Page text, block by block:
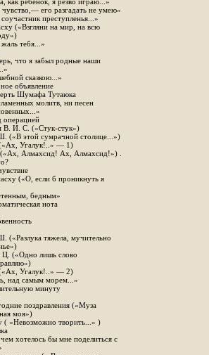
как ребенок, я резво играю...»
чувство,— его разгадать не умею»
преступленья...»
(«Взгляни на мир, на всю
тебя...»
что я забыл родные наши
сказкою...»
объявление
Шумафа Тутаюка
молитв, ни песен
операцией
В. И. С. («Стук-стук»)
(«В этой сумрачной столице...»)
Угалук!..» — 1)
Алмахсид! Ах, Алмахсид!») .
(«О, если б проникнуть я
бедным»
нота
(«Разлука тяжела, мучительно
(«Одно лишь слово
Угалук!..» — 2)
над самым морем...»
минуту
поздравления («Муза
моя»)
( «Невозможно творить...» )
хотелось бы мне поделиться с